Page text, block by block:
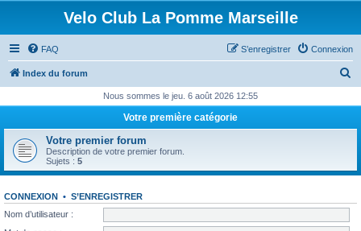
Velo Club La Pomme Marseille
FAQ Connexion
S’enregistrer
Index du forum
h
r
Nous sommes le jeu. 6 août 2026 12:55
Votre première catégorie
Votre premier forum
Description de votre premier forum.
Sujets : 5
CONNEXION • S’ENREGISTRER
Nom d’utilisateur :